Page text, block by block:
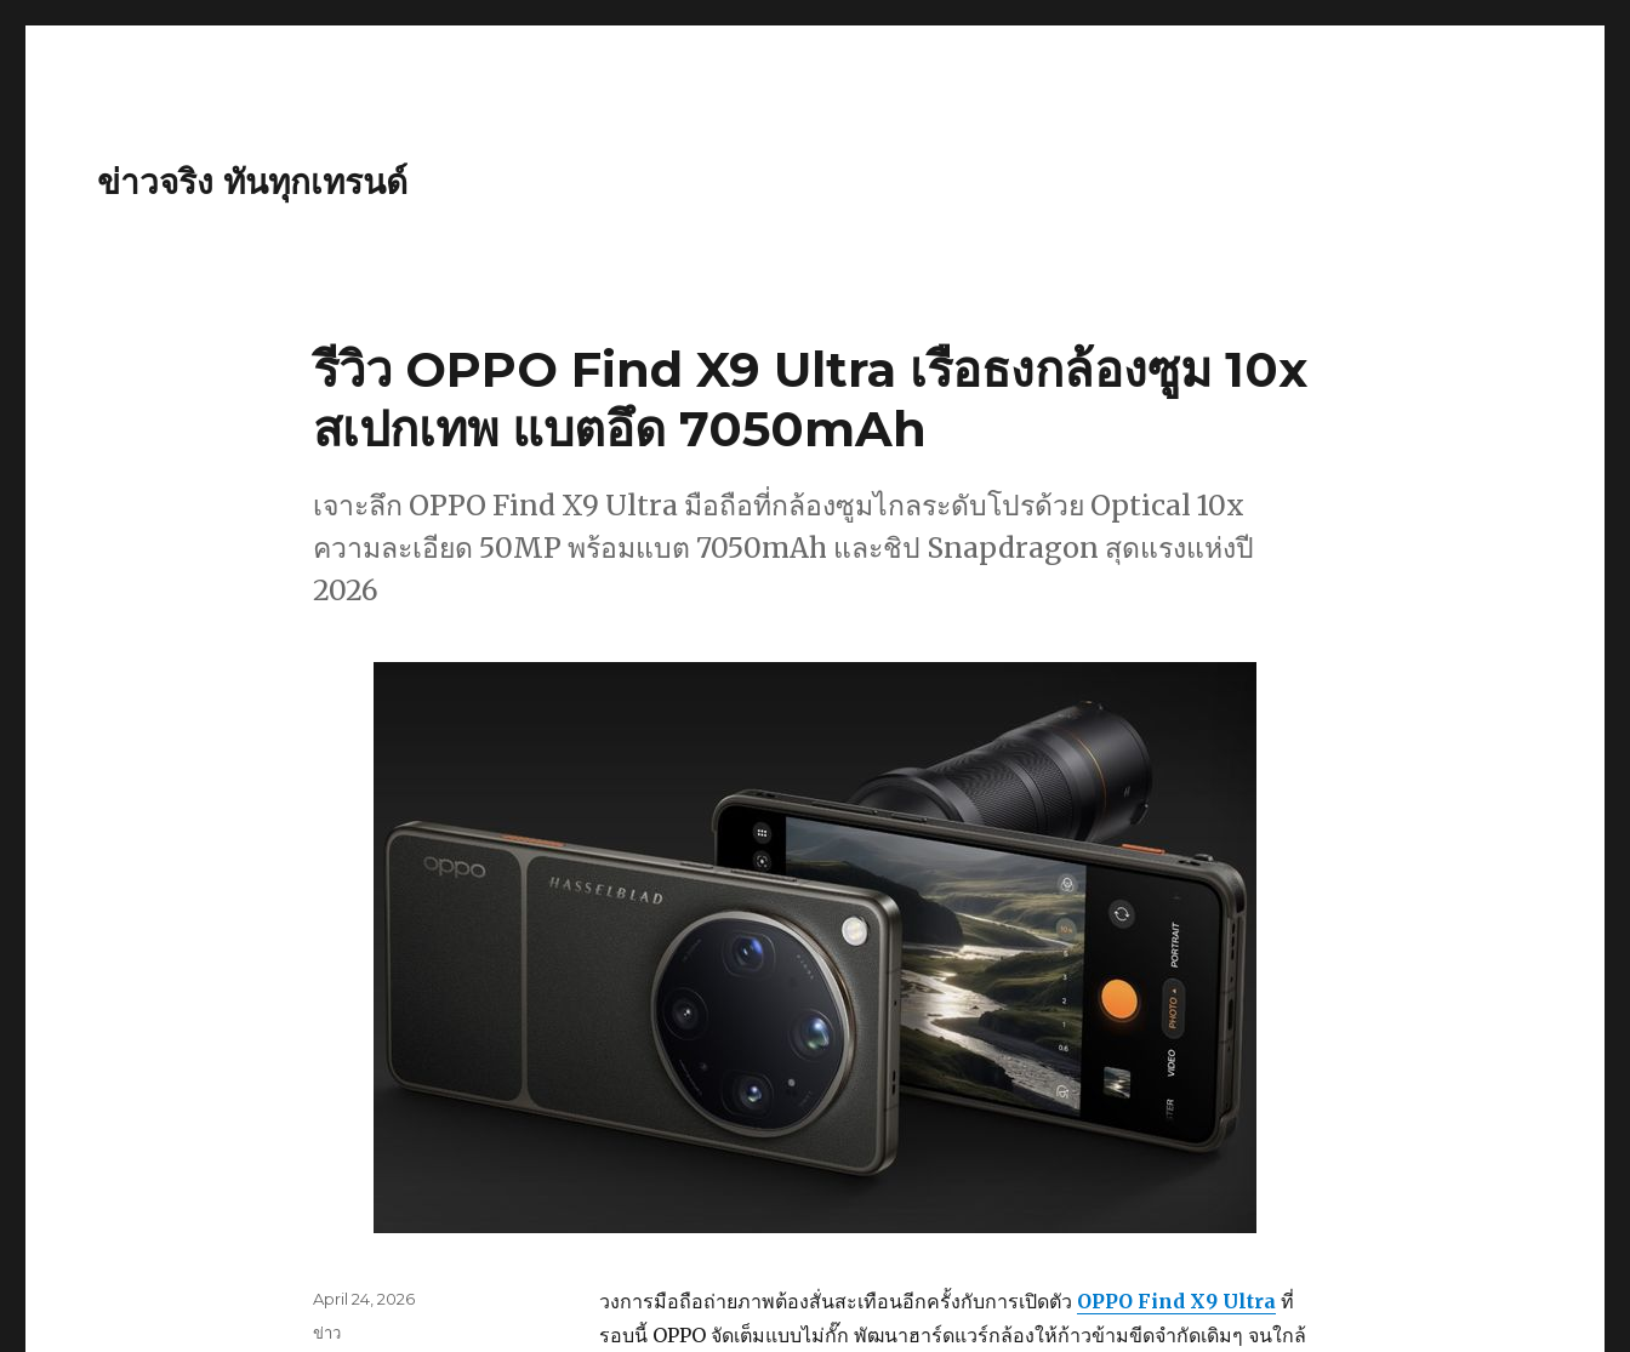
ข่าวจริง ทันทุกเทรนด์
รีวิว OPPO Find X9 Ultra เรือธงกล้องซูม 10x
สเปกเทพ แบตอึด 7050mAh
เจาะลึก OPPO Find X9 Ultra มือถือที่กล้องซูมไกลระดับโปรด้วย Optical 10x
ความละเอียด 50MP พร้อมแบต 7050mAh และชิป Snapdragon สุดแรงแห่งปี
2026
วงการมือถือถ่ายภาพต้องสั่นสะเทือนอีกครั้งกับการเปิดตัว OPPO Find X9 Ultra ที่
รอบนี้ OPPO จัดเต็มแบบไม่กั๊ก พัฒนาฮาร์ดแวร์กล้องให้ก้าวข้ามขีดจำกัดเดิมๆ จนใกล้
Posted
on
April 24, 2026
Categories
ข่าว